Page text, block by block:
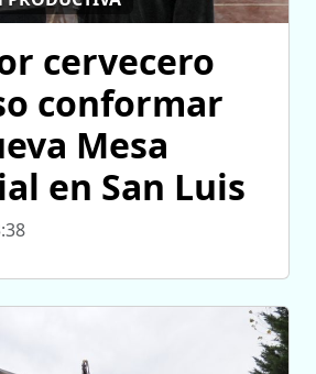
cervecero
conformar
Mesa
en San Luis